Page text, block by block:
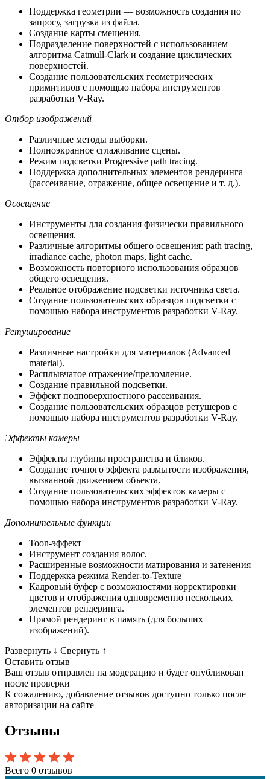
Поддержка геометрии — возможность создания по
запросу, загрузка из файла.
Создание карты смещения.
Подразделение поверхностей c использованием
алгоритма Catmull-Clark и создание циклических
поверхностей.
Создание пользовательских геометрических
примитивов с помощью набора инструментов
разработки V-Ray.
Отбор изображений
Различные методы выборки.
Полноэкранное сглаживание сцены.
Режим подсветки Progressive path tracing.
Поддержка дополнительных элементов рендеринга
(рассеивание, отражение, общее освещение и т. д.).
Освещение
Инструменты для создания физически правильного
освещения.
Различные алгоритмы общего освещения: path tracing,
irradiance cache, photon maps, light cache.
Возможность повторного использования образцов
общего освещения.
Реальное отображение подсветки источника света.
Создание пользовательских образцов подсветки с
помощью набора инструментов разработки V-Ray.
Ретуширование
Различные настройки для материалов (Advanced
material).
Расплывчатое отражение/преломление.
Создание правильной подсветки.
Эффект подповерхностного рассеивания.
Создание пользовательских образцов ретушеров с
помощью набора инструментов разработки V-Ray.
Эффекты камеры
Эффекты глубины пространства и бликов.
Создание точного эффекта размытости изображения,
вызванной движением объекта.
Создание пользовательских эффектов камеры с
помощью набора инструментов разработки V-Ray.
Дополнительные функции
Toon-эффект
Инструмент создания волос.
Расширенные возможности матирования и затенения
Поддержка режима Render-to-Texture
Кадровый буфер с возможностями корректировки
цветов и отображения одновременно нескольких
элементов рендеринга.
Прямой рендеринг в память (для больших
изображений).
Развернуть ↓ Свернуть ↑
Оставить отзыв
Ваш отзыв отправлен на модерацию и будет опубликован
после проверки
К сожалению, добавление отзывов доступно только после
авторизации на сайте
Отзывы
Всего 0 отзывов